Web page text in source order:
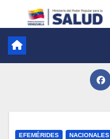
EFEMÉRIDES NACIONALES